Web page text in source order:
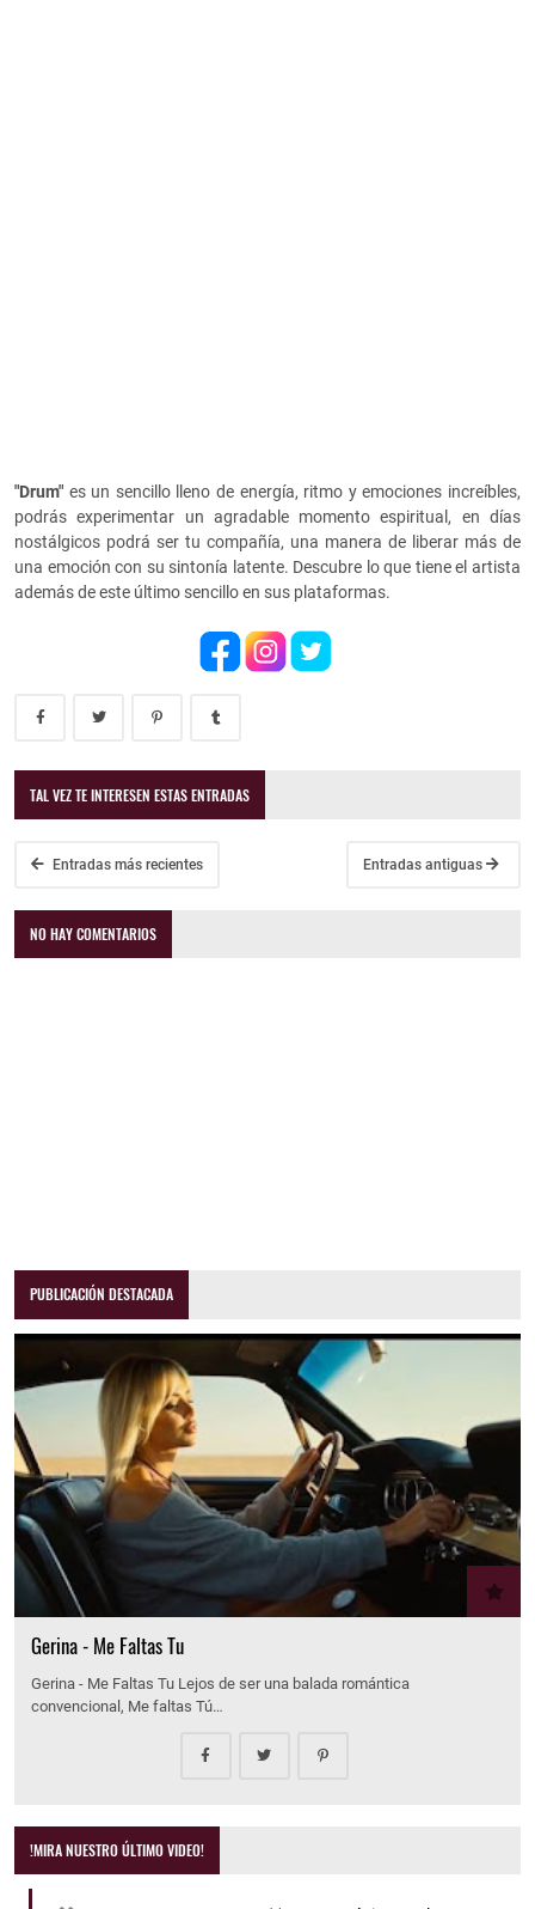
"Drum" es un sencillo lleno de energía, ritmo y emociones increíbles,
podrás experimentar un agradable momento espiritual, en días
nostálgicos podrá ser tu compañía, una manera de liberar más de
una emoción con su sintonía latente. Descubre lo que tiene el artista
además de este último sencillo en sus plataformas.
TAL VEZ TE INTERESEN ESTAS ENTRADAS
Entradas más recientes Entradas antiguas
NO HAY COMENTARIOS
PUBLICACIÓN DESTACADA
Gerina - Me Faltas Tu
Gerina - Me Faltas Tu Lejos de ser una balada romántica
convencional, Me faltas Tú…
!MIRA NUESTRO ÚLTIMO VIDEO!